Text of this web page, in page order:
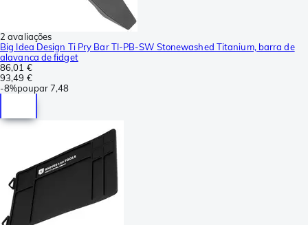
2 avaliações
Big Idea Design Ti Pry Bar TI-PB-SW Stonewashed Titanium, barra de
alavanca de fidget
86,01 €
93,49 €
-8%poupar7,48